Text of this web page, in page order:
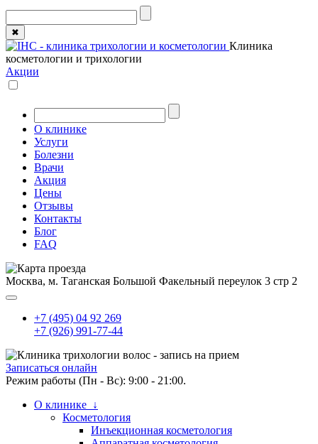
✖
Клиника
косметологии и трихологии
Акции
О клинике
Услуги
Болезни
Врачи
Акция
Цены
Отзывы
Контакты
Блог
FAQ
Москва, м. Таганская Большой Факельный переулок 3 стр 2
+7 (495) 04 92 269
+7 (926) 991-77-44
Записаться онлайн
Режим работы (Пн - Вс): 9:00 - 21:00.
О клинике ↓
Косметология
Инъекционная косметология